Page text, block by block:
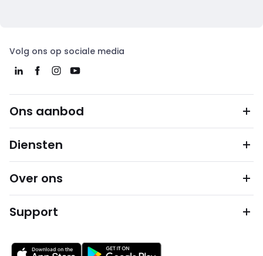
Volg ons op sociale media
Ons aanbod
Diensten
Over ons
Support